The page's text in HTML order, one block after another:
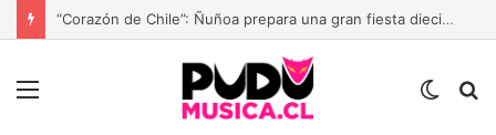
Paola Jara presenta “Mi Momento Más Humilde”: el despecho deja de llorarse y comienza a cantarse con seguridad
Menu
Switch